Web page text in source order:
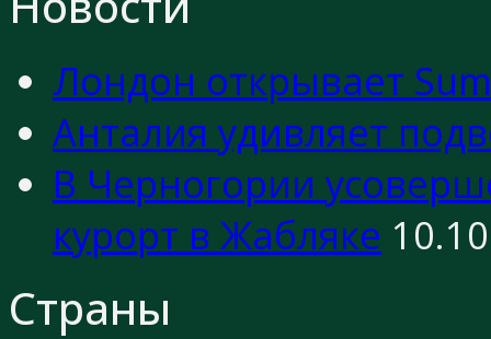
Лондон открывает
Анталия удивляет
В Черногории
курорт в Жабляке
Страны